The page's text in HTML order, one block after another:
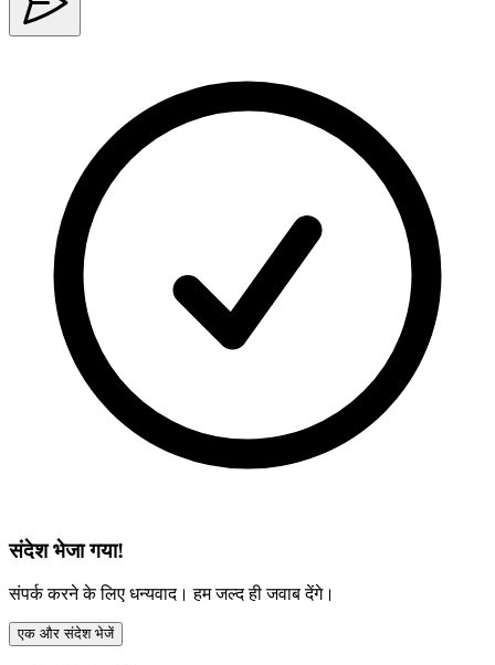
संदेश भेजा गया!
संपर्क करने के लिए धन्यवाद। हम जल्द ही जवाब देंगे।
एक और संदेश भेजें